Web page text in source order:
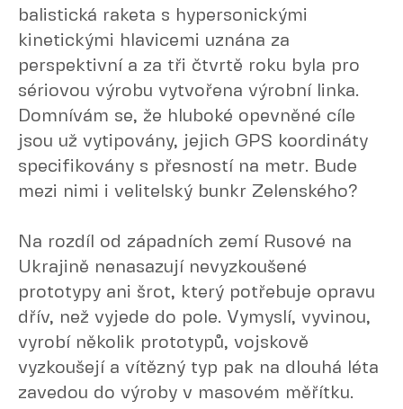
balistická raketa s hypersonickými
kinetickými hlavicemi uznána za
perspektivní a za tři čtvrtě roku byla pro
sériovou výrobu vytvořena výrobní linka.
Domnívám se, že hluboké opevněné cíle
jsou už vytipovány, jejich GPS koordináty
specifikovány s přesností na metr. Bude
mezi nimi i velitelský bunkr Zelenského?
Na rozdíl od západních zemí Rusové na
Ukrajině nenasazují nevyzkoušené
prototypy ani šrot, který potřebuje opravu
dřív, než vyjede do pole. Vymyslí, vyvinou,
vyrobí několik prototypů, vojskově
vyzkoušejí a vítězný typ pak na dlouhá léta
zavedou do výroby v masovém měřítku.